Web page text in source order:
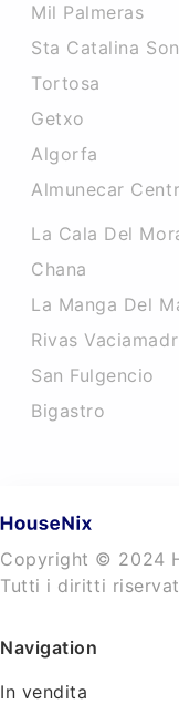
Mil Palmeras
Sta Catalina
Tortosa
Getxo
Algorfa
Almunecar
La Cala Del
Chana
La Manga Del
Rivas
San Fulgencio
Bigastro
Copyright © 2024
Tutti i diritti
Navigation
In vendita